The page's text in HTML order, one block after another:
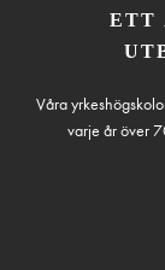
ETT
Våra
varje år över